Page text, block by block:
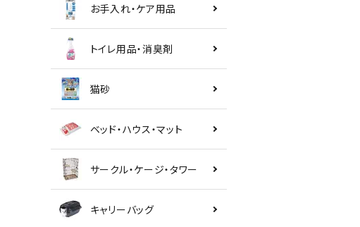
お手入れ・ケア用品
トイレ用品・消臭剤
猫砂
ベッド・ハウス・マット
サークル・ケージ・タワー
キャリーバッグ